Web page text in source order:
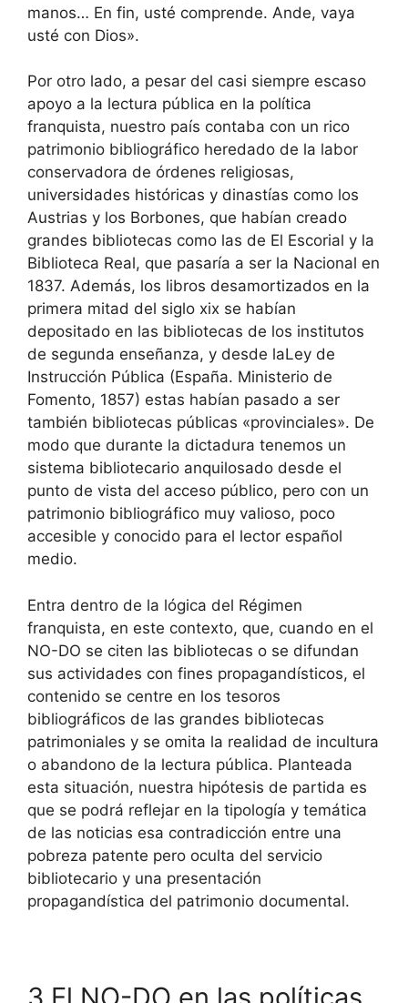
manos… En fin, usté comprende. Ande, vaya
usté con Dios».
Por otro lado, a pesar del casi siempre escaso
apoyo a la lectura pública en la política
franquista, nuestro país contaba con un rico
patrimonio bibliográfico heredado de la labor
conservadora de órdenes religiosas,
universidades históricas y dinastías como los
Austrias y los Borbones, que habían creado
grandes bibliotecas como las de El Escorial y la
Biblioteca Real, que pasaría a ser la Nacional en
1837. Además, los libros desamortizados en la
primera mitad del siglo xix se habían
depositado en las bibliotecas de los institutos
de segunda enseñanza, y desde laLey de
Instrucción Pública (España. Ministerio de
Fomento, 1857) estas habían pasado a ser
también bibliotecas públicas «provinciales». De
modo que durante la dictadura tenemos un
sistema bibliotecario anquilosado desde el
punto de vista del acceso público, pero con un
patrimonio bibliográfico muy valioso, poco
accesible y conocido para el lector español
medio.
Entra dentro de la lógica del Régimen
franquista, en este contexto, que, cuando en el
NO-DO se citen las bibliotecas o se difundan
sus actividades con fines propagandísticos, el
contenido se centre en los tesoros
bibliográficos de las grandes bibliotecas
patrimoniales y se omita la realidad de incultura
o abandono de la lectura pública. Planteada
esta situación, nuestra hipótesis de partida es
que se podrá reflejar en la tipología y temática
de las noticias esa contradicción entre una
pobreza patente pero oculta del servicio
bibliotecario y una presentación
propagandística del patrimonio documental.